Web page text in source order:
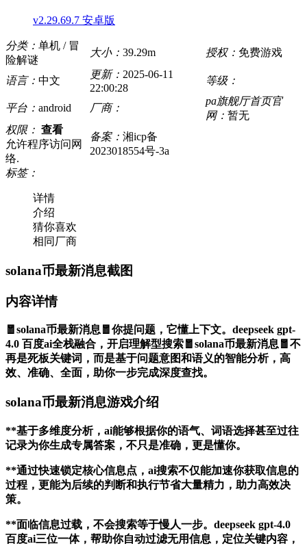
v2.29.69.7 安卓版
分类： 单机 / 冒
险解谜
大小： 39.29m 授权： 免费游戏
语言： 中文
更新： 2025-06-11
22:00:28
等级：
平台： android 厂商：
pa旗舰厅首页官
网： 暂无
权限： 查看
允许程序访问网
络.
备案： 湘icp备
2023018554号-3a
标签：
详情
介绍
猜你喜欢
相同厂商
solana币最新消息截图
内容详情
🧧solana币最新消息🧧你提问题，它懂上下文。deepseek gpt-
4.0 百度ai全栈融合，开启理解型搜索🧧solana币最新消息🧧不
再是死板关键词，而是基于问题意图和语义的智能分析，高
效、准确、全面，助你一步完成深度查找。
solana币最新消息游戏介绍
**基于多维度分析，ai能够根据你的语气、词语选择甚至过往
记录为你生成专属答案，不只是准确，更是懂你。
**通过快速锁定核心信息点，ai搜索不仅能加速你获取信息的
过程，更能为后续的判断和执行节省大量精力，助力高效决
策。
**面临信息过载，不会搜索等于慢人一步。deepseek gpt-4.0
百度ai三位一体，帮助你自动过滤无用信息，定位关键内容，